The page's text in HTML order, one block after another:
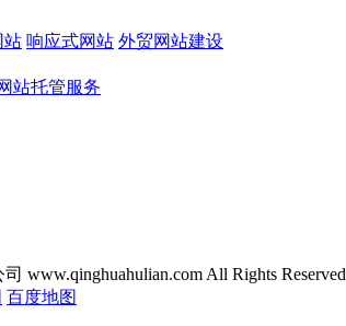
站 响应式网站 外贸网站建设
站托管服务
www.qinghuahulian.com All Rights Reserved
百度地图